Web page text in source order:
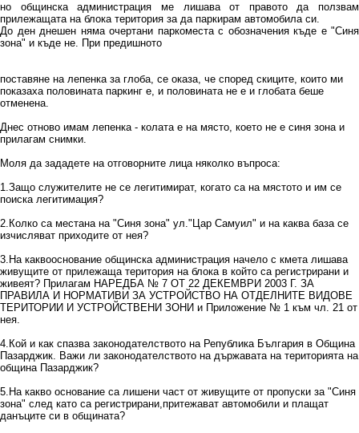
но общинска администрация ме лишава от правото да ползвам
прилежащата на блока територия за да паркирам автомобила си.
До ден днешен няма очертани паркоместа с обозначения къде е "Синя
зона" и къде не. При предишното
поставяне на лепенка за глоба, се оказа, че според скиците, които ми
показаха половината паркинг е, и половината не е и глобата беше
отменена.
Днес отново имам лепенка - колата е на място, което не е синя зона и
прилагам снимки.
Моля да зададете на отговорните лица няколко въпроса:
1.Защо служителите не се легитимират, когато са на мястото и им се
поиска легитимация?
2.Колко са местана на "Синя зона" ул."Цар Самуил" и на каква база се
изчисляват приходите от нея?
3.На каквооснование общинска администрация начело с кмета лишава
живущите от прилежаща територия на блока в който са регистрирани и
живеят? Прилагам НАРЕДБА № 7 ОТ 22 ДЕКЕМВРИ 2003 Г. ЗА
ПРАВИЛА И НОРМАТИВИ ЗА УСТРОЙСТВО НА ОТДЕЛНИТЕ ВИДОВЕ
ТЕРИТОРИИ И УСТРОЙСТВЕНИ ЗОНИ и Приложение № 1 към чл. 21 от
нея.
4.Кой и как спазва законодателството на Република България в Община
Пазарджик. Важи ли законодателството на държавата на територията на
община Пазарджик?
5.На какво основание са лишени част от живущите от пропуски за "Синя
зона" след като са регистрирани,притежават автомобили и плащат
данъците си в общината?